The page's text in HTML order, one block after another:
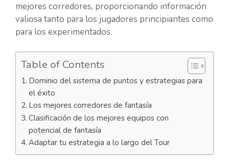
mejores corredores, proporcionando información
valiosa tanto para los jugadores principiantes como
para los experimentados.
Table of Contents
Dominio del sistema de puntos y estrategias para
el éxito
Los mejores corredores de fantasía
Clasificación de los mejores equipos con
potencial de fantasía
Adaptar tu estrategia a lo largo del Tour